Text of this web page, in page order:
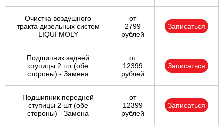
Очистка воздушного
тракта дизельных систем
LIQUI MOLY
от
2799
рублей
Записаться
Подшипник задней
ступицы 2 шт (обе
стороны) - Замена
от
12399
рублей
Записаться
Подшипник передней
ступицы 2 шт (обе
стороны) - Замена
от
12399
рублей
Записаться